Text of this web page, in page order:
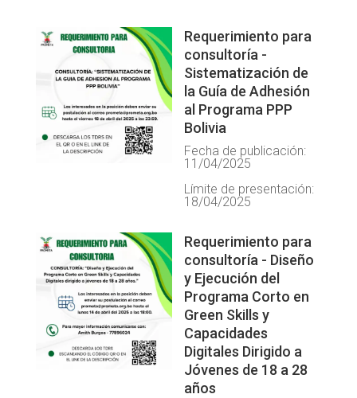
Requerimiento para
consultoría -
Sistematización de
la Guía de Adhesión
al Programa PPP
Bolivia
Fecha de publicación:
11/04/2025
Límite de presentación:
18/04/2025
Requerimiento para
consultoría - Diseño
y Ejecución del
Programa Corto en
Green Skills y
Capacidades
Digitales Dirigido a
Jóvenes de 18 a 28
años